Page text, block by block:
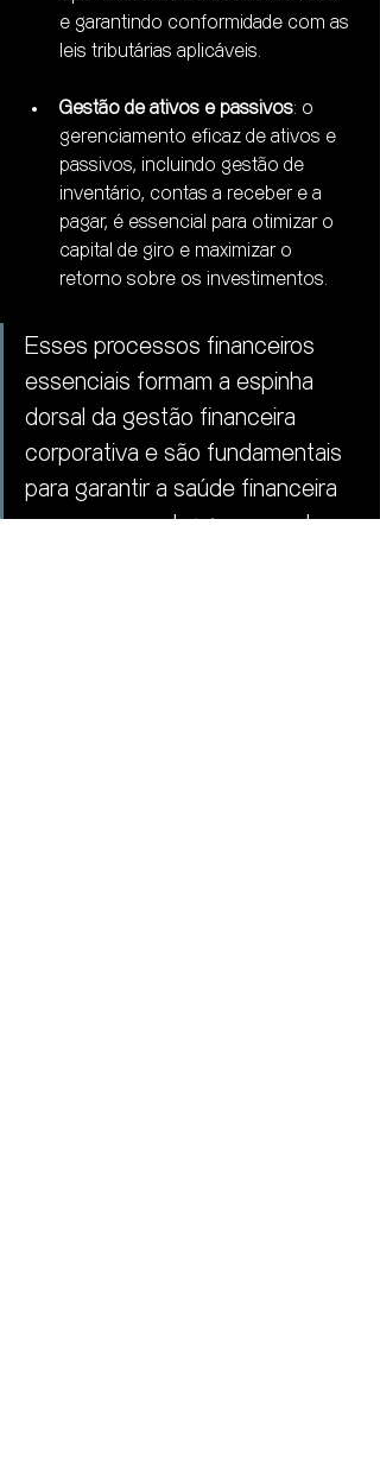
e garantindo conformidade com as
leis tributárias aplicáveis.
Gestão de ativos e passivos: o
gerenciamento eficaz de ativos e
passivos, incluindo gestão de
inventário, contas a receber e a
pagar, é essencial para otimizar o
capital de giro e maximizar o
retorno sobre os investimentos.
Esses processos financeiros
essenciais formam a espinha
dorsal da gestão financeira
corporativa e são fundamentais
para garantir a saúde financeira
e o sucesso a longo prazo de